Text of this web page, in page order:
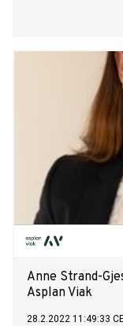
Anne Strand-
Asplan Viak
28.2.2022 11:49:33